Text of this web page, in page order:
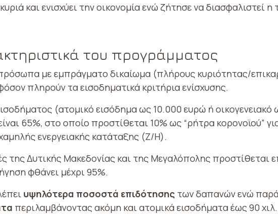
και ενισχύει την οικονομία ενώ ζήτησε να διασφαλιστεί
του προγράμματος
πρόσωπα με εμπράγματο δικαίωμα (πλήρους κυριότητας/
πληρούν τα εισοδηματικά κριτήρια ενίσχυσης.
(ατομικό εισόδημα ως 10.000 ευρώ ή
65%, στο οποίο προστίθεται 10% ως “ρήτρα κορονοϊού”
ενεργειακής κατάταξης (Ζ/Η).
της Δυτικής Μακεδονίας και της Μεγαλόπολης προστίθεται
φθάνει μέχρι 95%.
υψηλότερα ποσοστά επιδότησης των δαπανών ενώ
περιλαμβάνοντας ακόμη και ατομικά εισοδήματα έως 90